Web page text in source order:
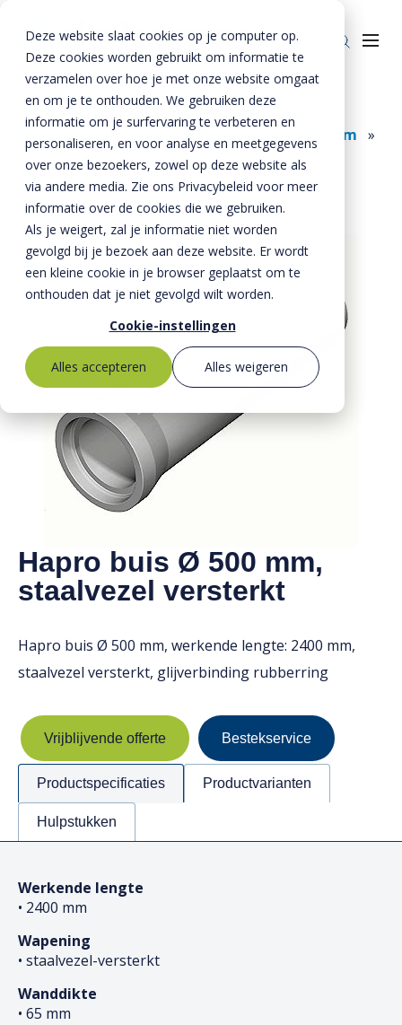
Deze website slaat cookies op je computer op.
Deze cookies worden gebruikt om informatie te
verzamelen over hoe je met onze website omgaat
en om je te onthouden. We gebruiken deze
informatie om je surfervaring te verbeteren en
personaliseren, en voor analyse en meetgegevens
over onze bezoekers, zowel op deze website als
via andere media. Zie ons Privacybeleid voor meer
informatie over de cookies die we gebruiken.
Als je weigert, zal je informatie niet worden
gevolgd bij je bezoek aan deze website. Er wordt
een kleine cookie in je browser geplaatst om te
onthouden dat je niet gevolgd wilt worden.
Cookie-instellingen
Alles accepteren
Alles weigeren
Bestekservice
Downloads
Werken bij
Producten
Riolering
Bestrating
Oplossingen
BTE Groep
Onze verhalen
Over ons
MVO
Kernwaarden
Mission statement
Toeslagen
HVO toeslag
Home »Producten » Riolering »
Rioolbuizen
» » Hapro buizen 500 mm »
Hapro buis 500 mm staalvezel versterkt
Hapro buis Ø 500 mm,
staalvezel versterkt
Hapro buis Ø 500 mm, werkende lengte: 2400 mm,
staalvezel versterkt, glijverbinding rubberring
Vrijblijvende offerte Bestekservice
Productspecificaties Productvarianten
Hulpstukken
Werkende lengte
• 2400 mm
Wapening
• staalvezel-versterkt
Wanddikte
• 65 mm